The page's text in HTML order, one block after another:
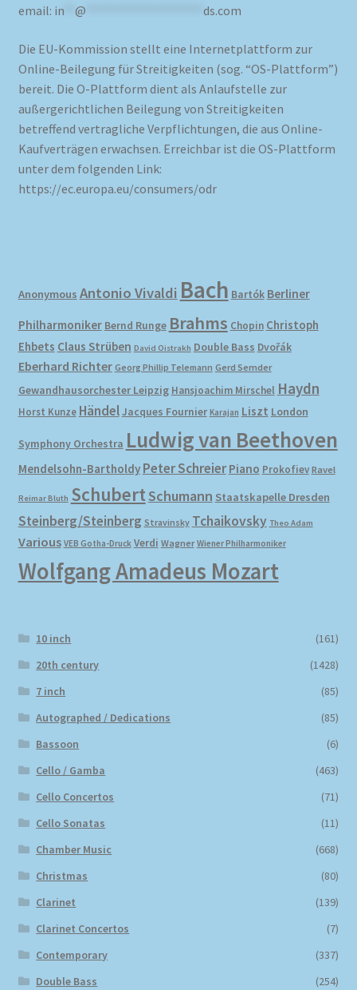
Newsletter
Payment Methods
Review Authenticity
Shipping Methods
Shop
email: in** @ ds.com
Die EU-Kommission stellt eine Internetplattform zur
Online-Beilegung für Streitigkeiten (sog. “OS-Plattform”)
bereit. Die O-Plattform dient als Anlaufstelle zur
außergerichtlichen Beilegung von Streitigkeiten
betreffend vertragliche Verpflichtungen, die aus Online-
Kaufverträgen erwachsen. Erreichbar ist die OS-Plattform
unter dem folgenden Link:
https://ec.europa.eu/consumers/odr
Anonymous Antonio Vivaldi Bach Bartók Berliner
Philharmoniker Bernd Runge Brahms Chopin Christoph
Ehbets Claus Strüben David Oistrakh Double Bass Dvořák
Eberhard Richter Georg Phillip Telemann Gerd Semder
Gewandhausorchester Leipzig Hansjoachim Mirschel Haydn
Horst Kunze HändelJacques Fournier Karajan Liszt London
Symphony Orchestra Ludwig van Beethoven
Mendelsohn-Bartholdy Peter Schreier Piano Prokofiev Ravel
Reimar Bluth SchubertSchumann Staatskapelle Dresden
Steinberg/Steinberg Stravinsky Tchaikovsky Theo Adam
Various VEB Gotha-Druck Verdi Wagner Wiener Philharmoniker
Wolfgang Amadeus Mozart
10 inch
(161)
20th century
(1428)
7 inch
(85)
Autographed / Dedications
(85)
Bassoon
(6)
Cello / Gamba
(463)
Cello Concertos
(71)
Cello Sonatas
(11)
Chamber Music
(668)
Christmas
(80)
Clarinet
(139)
Clarinet Concertos
(7)
Contemporary
(337)
Double Bass
(254)